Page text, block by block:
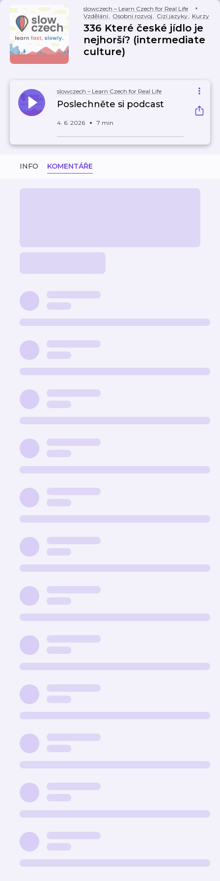
slowczech – Learn Czech for Real Life
Vzdělání, Osobní rozvoj, Cizí jazyky, Kurzy
336 Které české jídlo je
nejhorší? (intermediate
culture)
slowczech – Learn Czech for Real Life
Poslechněte si podcast
4. 6. 2026 7 min
INFO KOMENTÁŘE